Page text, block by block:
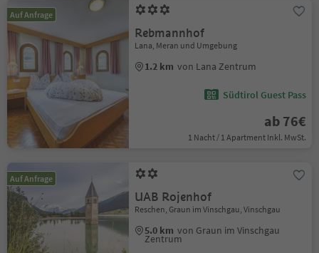
Auf Anfrage
Rebmannhof
Lana, Meran und Umgebung
1.2 km von Lana Zentrum
Südtirol Guest Pass
ab 76€
1 Nacht / 1 Apartment Inkl. MwSt.
Auf Anfrage
UAB Rojenhof
Reschen, Graun im Vinschgau, Vinschgau
5.0 km von Graun im Vinschgau
Zentrum